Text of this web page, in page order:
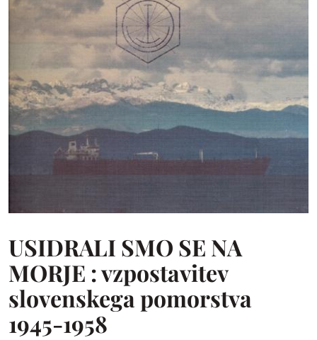
USIDRALI SMO SE NA
MORJE : vzpostavitev
slovenskega pomorstva
1945-1958